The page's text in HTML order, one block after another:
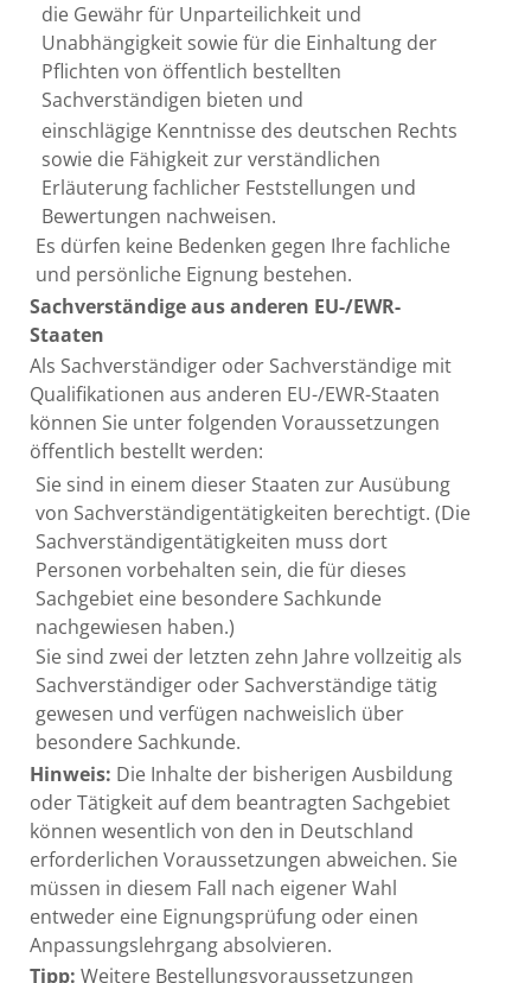
die Gewähr für Unparteilichkeit und
Unabhängigkeit sowie für die Einhaltung der
Pflichten von öffentlich bestellten
Sachverständigen bieten und
einschlägige Kenntnisse des deutschen Rechts
sowie die Fähigkeit zur verständlichen
Erläuterung fachlicher Feststellungen und
Bewertungen nachweisen.
Es dürfen keine Bedenken gegen Ihre fachliche
und persönliche Eignung bestehen.
Sachverständige aus anderen EU-/EWR-
Staaten
Als Sachverständiger oder Sachverständige mit
Qualifikationen aus anderen EU-/EWR-Staaten
können Sie unter folgenden Voraussetzungen
öffentlich bestellt werden:
Sie sind in einem dieser Staaten zur Ausübung
von Sachverständigentätigkeiten berechtigt. (Die
Sachverständigentätigkeiten muss dort
Personen vorbehalten sein, die für dieses
Sachgebiet eine besondere Sachkunde
nachgewiesen haben.)
Sie sind zwei der letzten zehn Jahre vollzeitig als
Sachverständiger oder Sachverständige tätig
gewesen und verfügen nachweislich über
besondere Sachkunde.
Hinweis: Die Inhalte der bisherigen Ausbildung
oder Tätigkeit auf dem beantragten Sachgebiet
können wesentlich von den in Deutschland
erforderlichen Voraussetzungen abweichen. Sie
müssen in diesem Fall nach eigener Wahl
entweder eine Eignungsprüfung oder einen
Anpassungslehrgang absolvieren.
Tipp: Weitere Bestellungsvoraussetzungen